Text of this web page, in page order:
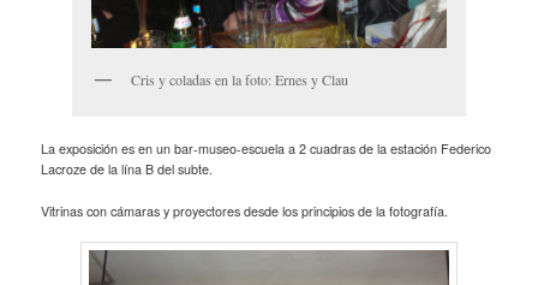
Cris y coladas en la foto: Ernes y Clau
La exposición es en un bar-museo-escuela a 2 cuadras de la estación Federico
Lacroze de la lína B del subte.
Vitrinas con cámaras y proyectores desde los principios de la fotografía.